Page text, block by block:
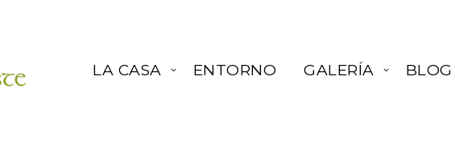
LA CASA ENTORNO GALERÍA BLOG